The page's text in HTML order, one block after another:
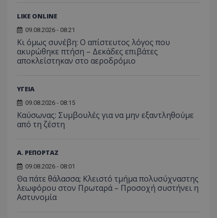
LIKE ONLINE
09.08.2026 - 08:21
Κι όμως συνέβη: Ο απίστευτος λόγος που
ακυρώθηκε πτήση – Δεκάδες επιβάτες
αποκλείστηκαν στο αεροδρόμιο
ΥΓΕΙΑ
09.08.2026 - 08:15
Kαύσωνας: Συμβουλές για να μην εξαντληθούμε
από τη ζέστη
Α. ΡΕΠΟΡΤΑΖ
09.08.2026 - 08:01
Θα πάτε θάλασσα; Κλειστό τμήμα πολυσύχναστης
λεωφόρου στον Πρωταρά – Προσοχή συστήνει η
Αστυνομία